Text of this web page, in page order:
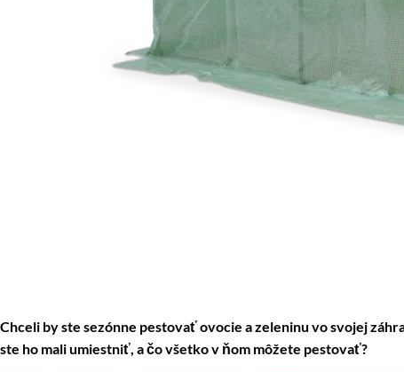
Chceli by ste sezónne pestovať ovocie a zeleninu vo svojej
ste ho mali umiestniť, a čo všetko v ňom môžete pestovať?